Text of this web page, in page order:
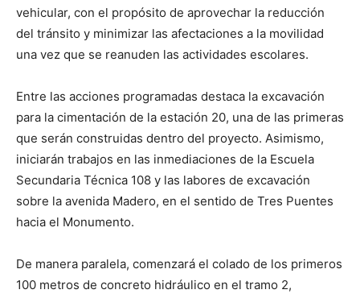
vehicular, con el propósito de aprovechar la reducción
del tránsito y minimizar las afectaciones a la movilidad
una vez que se reanuden las actividades escolares.
Entre las acciones programadas destaca la excavación
para la cimentación de la estación 20, una de las primeras
que serán construidas dentro del proyecto. Asimismo,
iniciarán trabajos en las inmediaciones de la Escuela
Secundaria Técnica 108 y las labores de excavación
sobre la avenida Madero, en el sentido de Tres Puentes
hacia el Monumento.
De manera paralela, comenzará el colado de los primeros
100 metros de concreto hidráulico en el tramo 2,